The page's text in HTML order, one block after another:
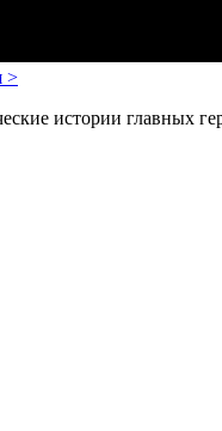
>
истории главных